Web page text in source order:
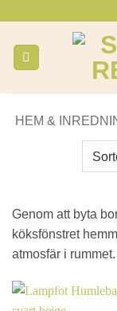
content
HEM &
Genom att byta
köksfönstret
atmosfär i rummet.